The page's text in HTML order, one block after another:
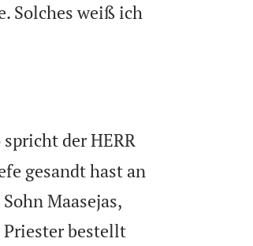
Solches weiß ich
spricht der HERR
gesandt hast an
Maasejas,
Priester bestellt